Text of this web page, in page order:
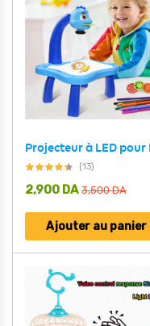
(13)
3,500DA
2,900 DA
Ajouter au panier